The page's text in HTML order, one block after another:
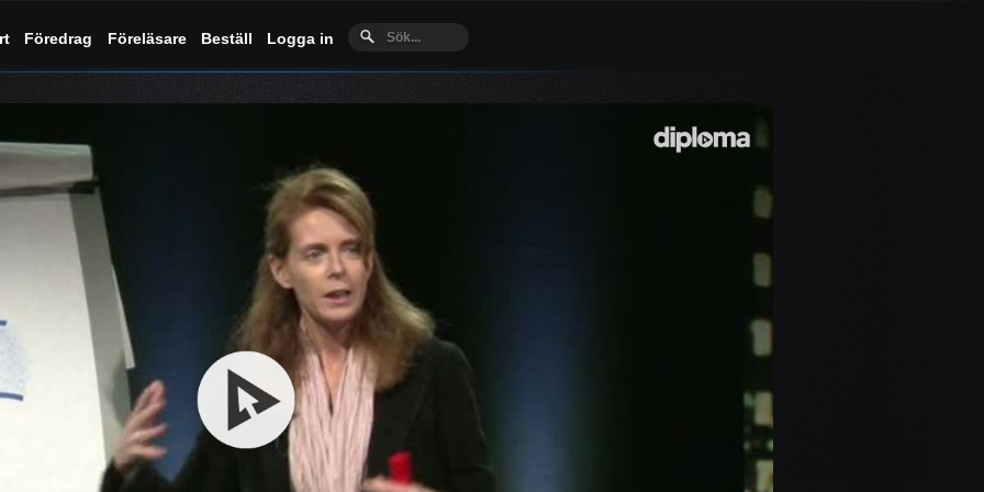
Föredrag Föreläsare Beställ Logga in